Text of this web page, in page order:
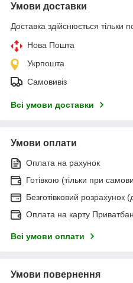
Умови доставки
Доставка здійснюється тільки
Нова Пошта
Укрпошта
Самовивіз
Всі умови доставки
Умови оплати
Оплата на рахунок
Готівкою (тільки при
Безготівковий розрахунок
Оплата на карту
Всі умови оплати
Умови повернення